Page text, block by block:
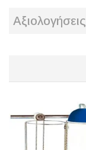
Αξιολογήσεις